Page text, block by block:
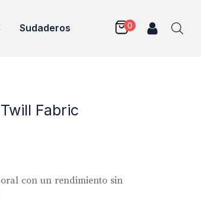
Sudaderos
Fabric
con un rendimiento sin